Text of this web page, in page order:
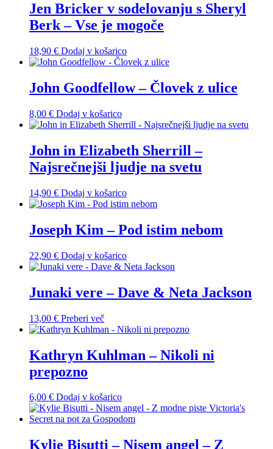
Jen Bricker v sodelovanju s Sheryl
Berk – Vse je mogoče
18,90 € Dodaj v košarico
John Goodfellow – Človek z ulice
8,00 € Dodaj v košarico
John in Elizabeth Sherrill –
Najsrečnejši ljudje na svetu
14,90 € Dodaj v košarico
Joseph Kim – Pod istim nebom
22,90 € Dodaj v košarico
Junaki vere – Dave & Neta Jackson
13,00 € Preberi več
Kathryn Kuhlman – Nikoli ni
prepozno
6,00 € Dodaj v košarico
Kylie Bisutti – Nisem angel – Z